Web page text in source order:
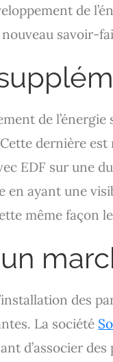
de
savoir-
de
dernière
EDF sur une
ayant une
même façon
des
La société
d’associer